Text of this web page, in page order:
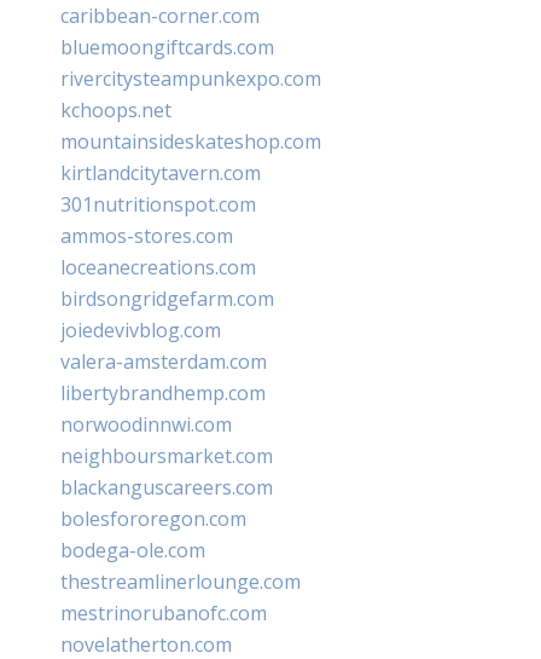
caribbean-corner.com
bluemoongiftcards.com
rivercitysteampunkexpo.com
kchoops.net
mountainsideskateshop.com
kirtlandcitytavern.com
301nutritionspot.com
ammos-stores.com
loceanecreations.com
birdsongridgefarm.com
joiedevivblog.com
valera-amsterdam.com
libertybrandhemp.com
norwoodinnwi.com
neighboursmarket.com
blackanguscareers.com
bolesfororegon.com
bodega-ole.com
thestreamlinerlounge.com
mestrinorubanofc.com
novelatherton.com